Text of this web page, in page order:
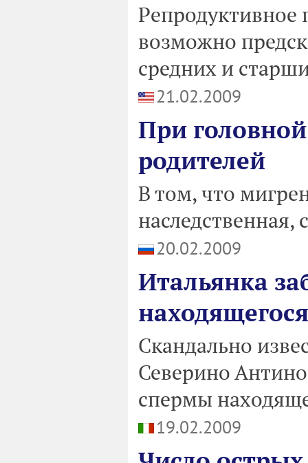
Pепродуктивное
возможно
средних и
21.02.2009
При
родителей
В том, что
наследственная,
20.02.2009
Итальянка
Скандально
Северино
спермы
19.02.2009